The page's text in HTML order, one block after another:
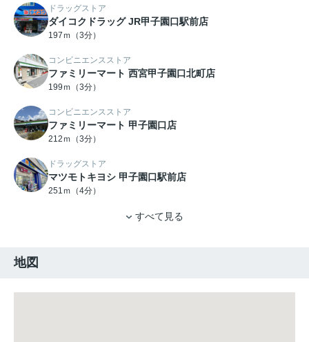
ドラッグストア
ダイコクドラッグ JR甲子園口駅前店
197ｍ（3分）
コンビニエンスストア
ファミリーマート 西宮甲子園口北町店
199ｍ（3分）
コンビニエンスストア
ファミリーマート 甲子園口店
212ｍ（3分）
ドラッグストア
マツモトキヨシ 甲子園口駅前店
251ｍ（4分）
すべて見る
地図